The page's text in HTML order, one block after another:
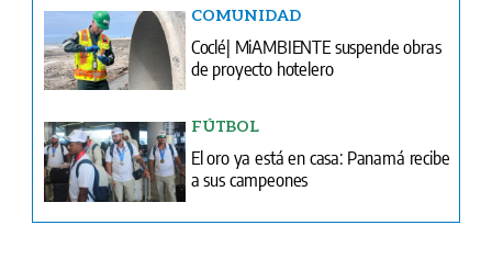
COMUNIDAD
Coclé| MiAMBIENTE suspende obras
de proyecto hotelero
FÚTBOL
El oro ya está en casa: Panamá recibe
a sus campeones